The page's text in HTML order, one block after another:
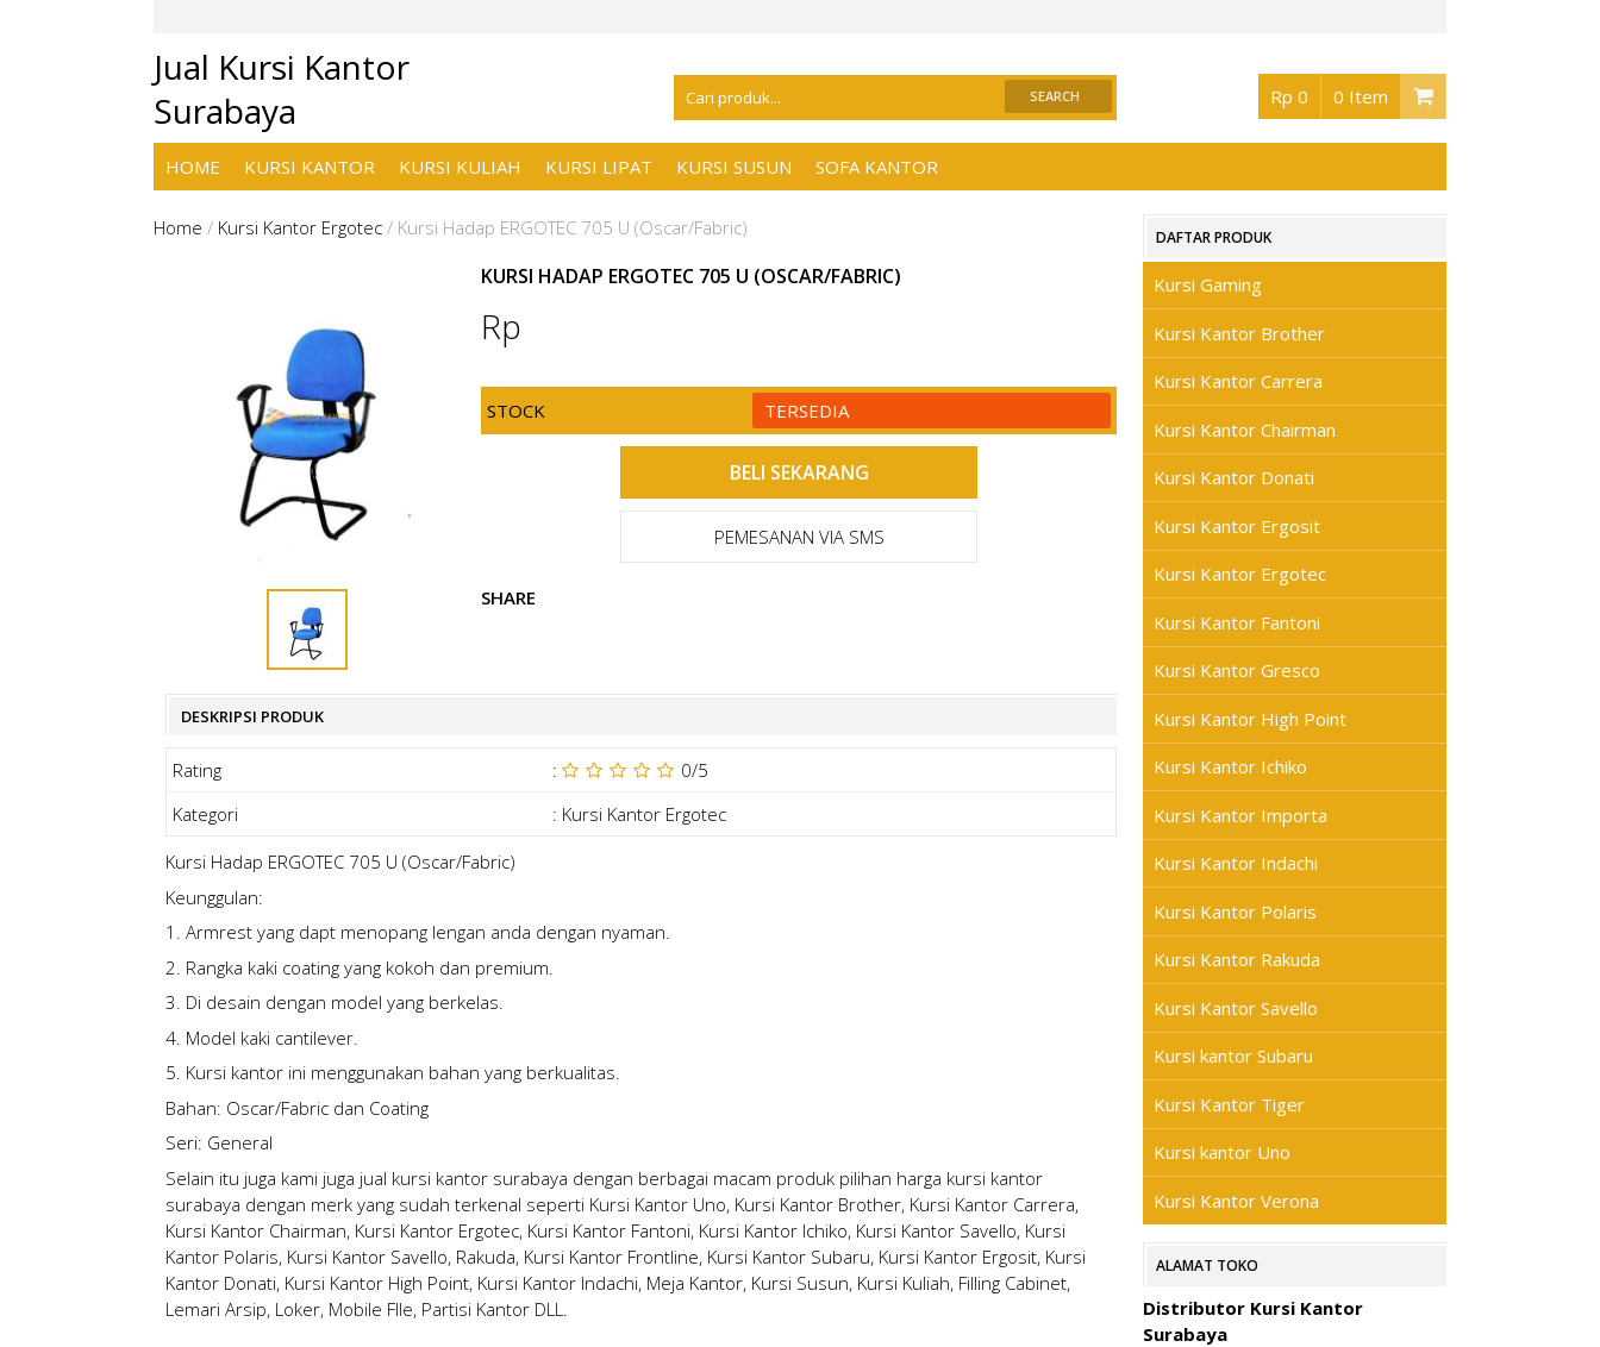
Jual Kursi Kantor
Surabaya
Rp 0 0 Item
HOME KURSI KANTOR KURSI KULIAH KURSI LIPAT KURSI SUSUN SOFA KANTOR
Home / Kursi Kantor Ergotec/ Kursi Hadap ERGOTEC 705 U (Oscar/Fabric)
KURSI HADAP ERGOTEC 705 U (OSCAR/FABRIC)
Rp
STOCK TERSEDIA
PEMESANAN VIA SMS
SHARE
DESKRIPSI PRODUK
Rating : 0/5
Kategori
: Kursi Kantor Ergotec
Kursi Hadap ERGOTEC 705 U (Oscar/Fabric)
Keunggulan:
1. Armrest yang dapt menopang lengan anda dengan nyaman.
2. Rangka kaki coating yang kokoh dan premium.
3. Di desain dengan model yang berkelas.
4. Model kaki cantilever.
5. Kursi kantor ini menggunakan bahan yang berkualitas.
Bahan: Oscar/Fabric dan Coating
Seri: General
Selain itu juga kami juga jual kursi kantor surabaya dengan berbagai macam produk pilihan harga kursi kantor
surabaya dengan merk yang sudah terkenal seperti Kursi Kantor Uno, Kursi Kantor Brother, Kursi Kantor Carrera,
Kursi Kantor Chairman, Kursi Kantor Ergotec, Kursi Kantor Fantoni, Kursi Kantor Ichiko, Kursi Kantor Savello, Kursi
Kantor Polaris, Kursi Kantor Savello, Rakuda, Kursi Kantor Frontline, Kursi Kantor Subaru, Kursi Kantor Ergosit, Kursi
Kantor Donati, Kursi Kantor High Point, Kursi Kantor Indachi, Meja Kantor, Kursi Susun, Kursi Kuliah, Filling Cabinet,
Lemari Arsip, Loker, Mobile FIle, Partisi Kantor DLL.
DAFTAR PRODUK
Kursi Gaming
Kursi Kantor Brother
Kursi Kantor Carrera
Kursi Kantor Chairman
Kursi Kantor Donati
Kursi Kantor Ergosit
Kursi Kantor Ergotec
Kursi Kantor Fantoni
Kursi Kantor Gresco
Kursi Kantor High Point
Kursi Kantor Ichiko
Kursi Kantor Importa
Kursi Kantor Indachi
Kursi Kantor Polaris
Kursi Kantor Rakuda
Kursi Kantor Savello
Kursi kantor Subaru
Kursi Kantor Tiger
Kursi kantor Uno
Kursi Kantor Verona
ALAMAT TOKO
Distributor Kursi Kantor
Surabaya